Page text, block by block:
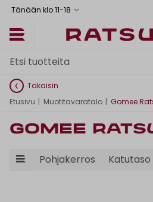
Tänään klo 11-18
Takaisin
Etusivu | Muotitavaratalo | Gomee
Gomee
Pohjakerros Katutaso